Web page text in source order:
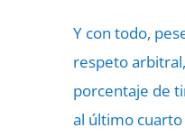
Y con todo,
respeto
porcentaje de
al último cuarto